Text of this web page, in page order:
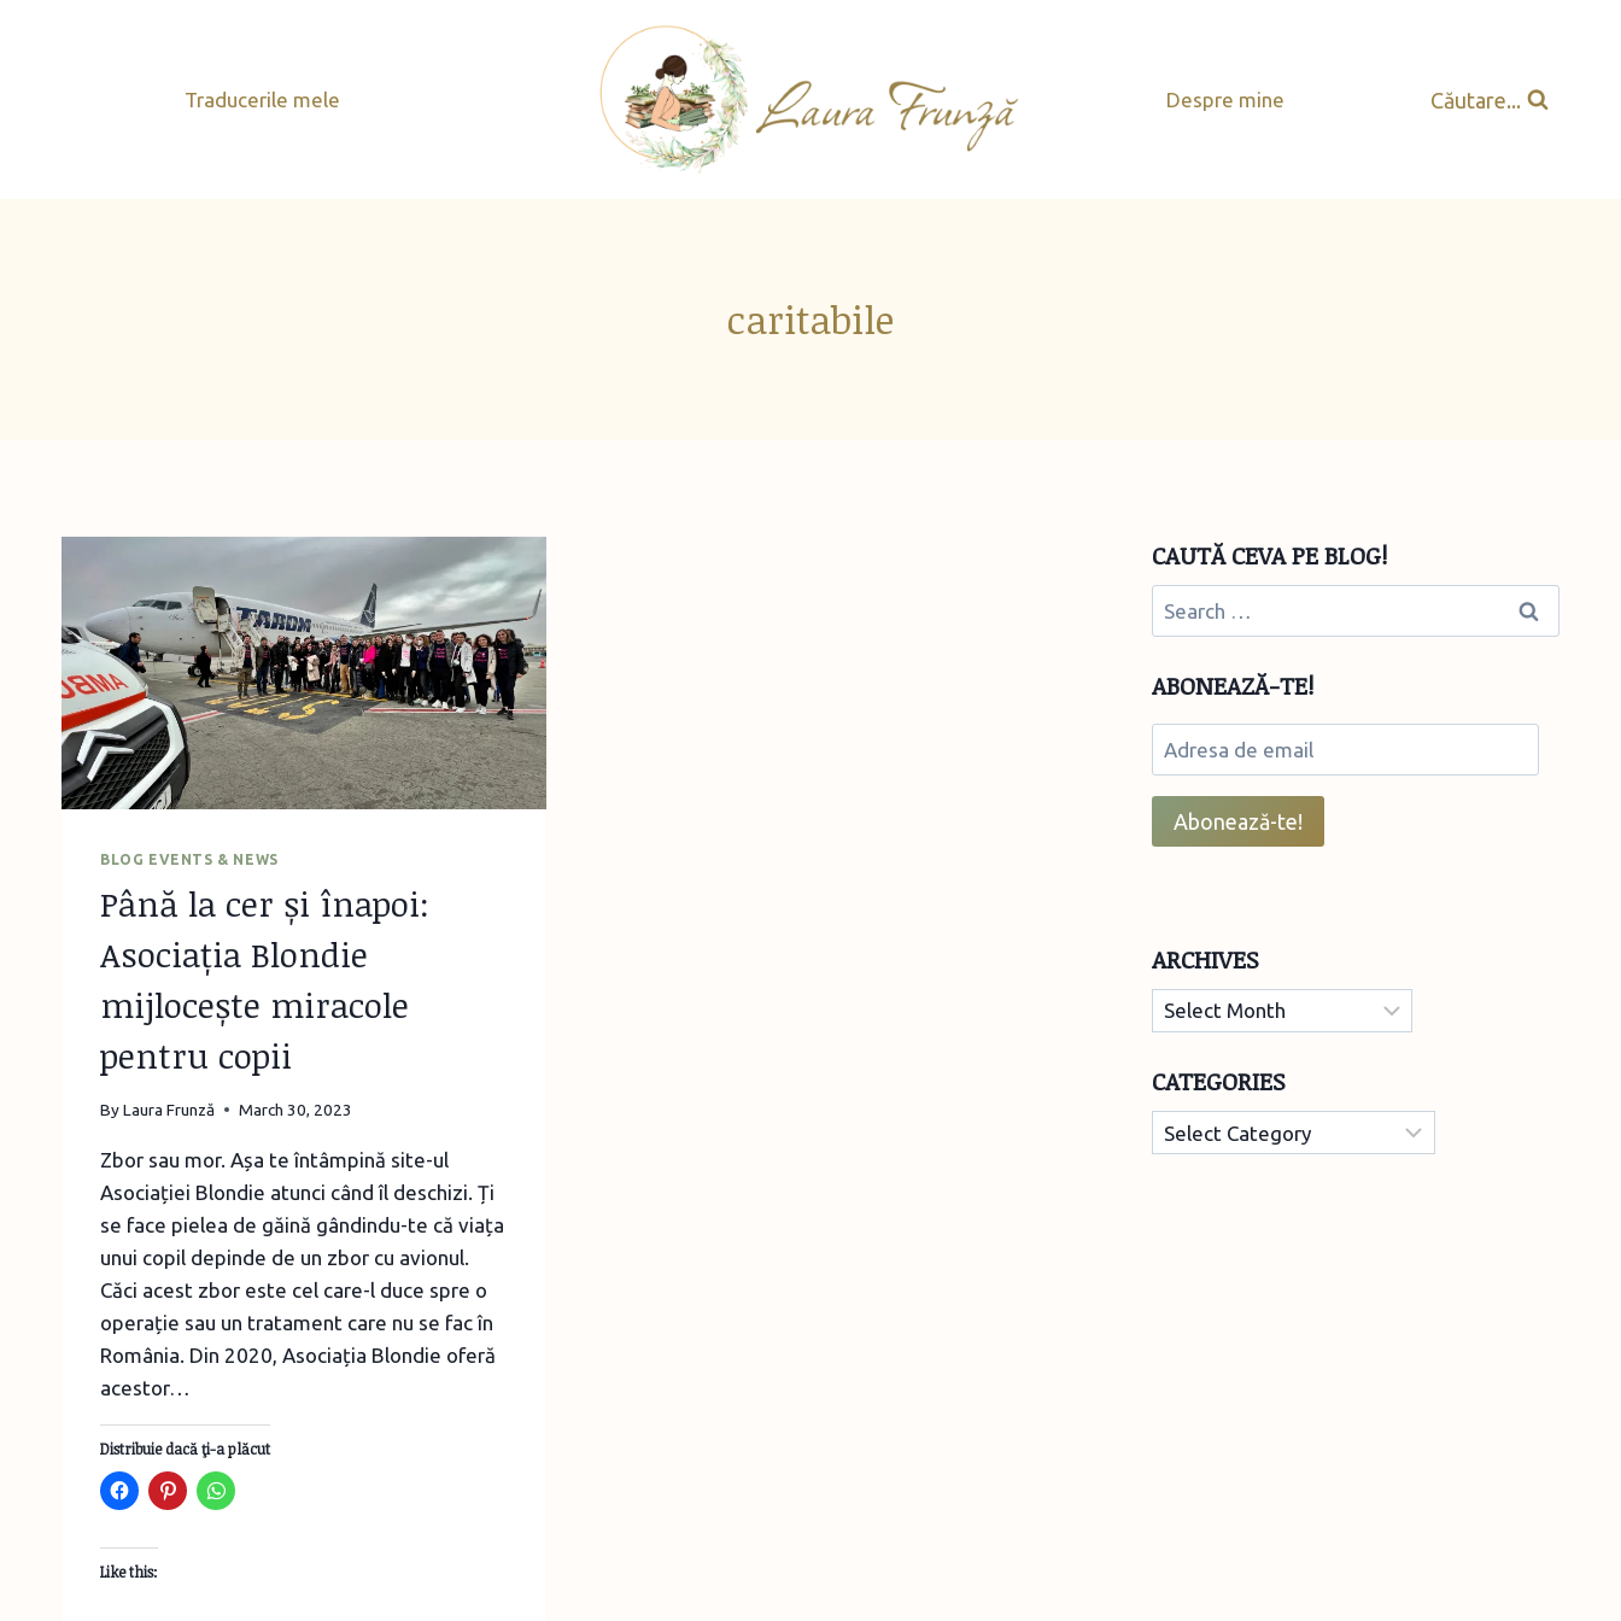
Traducerile mele
Despre mine Căutare...
caritabile
BLOG EVENTS & NEWS
Până la cer și înapoi:
Asociația Blondie
mijlocește miracole
pentru copii
ByLaura Frunză March 30, 2023
Zbor sau mor. Așa te întâmpină site-ul
Asociației Blondie atunci când îl deschizi. Ți
se face pielea de găină gândindu-te că viața
unui copil depinde de un zbor cu avionul.
Căci acest zbor este cel care-l duce spre o
operație sau un tratament care nu se fac în
România. Din 2020, Asociația Blondie oferă
acestor…
Distribuie dacă ţi-a plăcut
Like this:
CAUTĂ CEVA PE BLOG!
Search
for:
ABONEAZĂ-TE!
Adresa
de
email
Abonează-te!
ARCHIVES
Archives
CATEGORIES
Categories